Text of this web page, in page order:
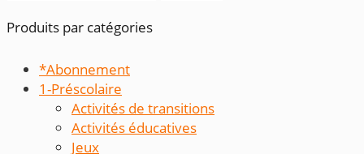
Produits par catégories
*Abonnement
1-Préscolaire
Activités de transitions
Activités éducatives
Jeux